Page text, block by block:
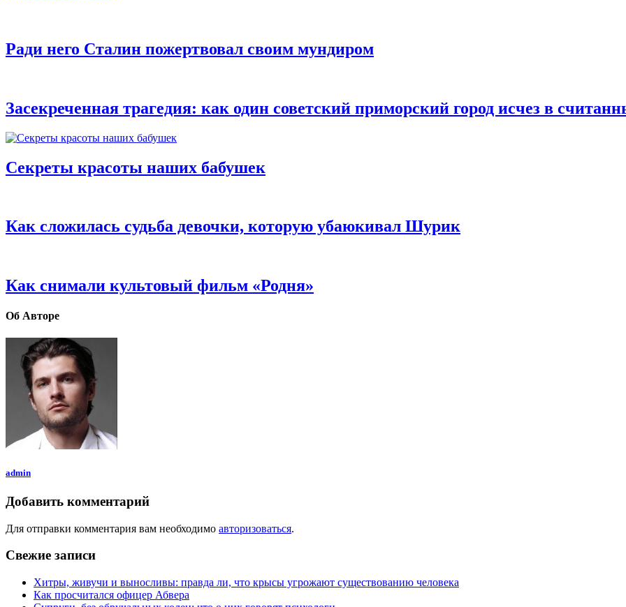
Ради него Сталин пожертвовал своим мундиром
Засекреченная трагедия: как один советский приморский город исчез в
Секреты красоты наших бабушек
Как сложилась судьба девочки, которую убаюкивал Шурик
Как снимали культовый фильм «Родня»
Об Авторе
admin
Добавить комментарий
Для отправки комментария вам необходимо авторизоваться.
Свежие записи
Хитры, живучи и выносливы: правда ли, что крысы угрожают существованию человека
Как просчитался офицер Абвера